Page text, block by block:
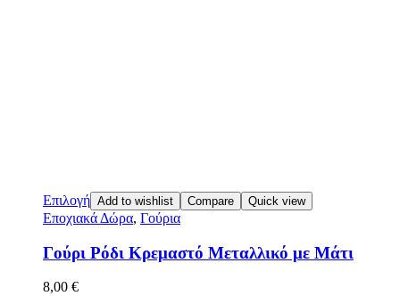
Επιλογή Add to wishlist Compare Quick view
Εποχιακά Δώρα, Γούρια
Γούρι Ρόδι Κρεμαστό Μεταλλικό με Μάτι
8,00 €